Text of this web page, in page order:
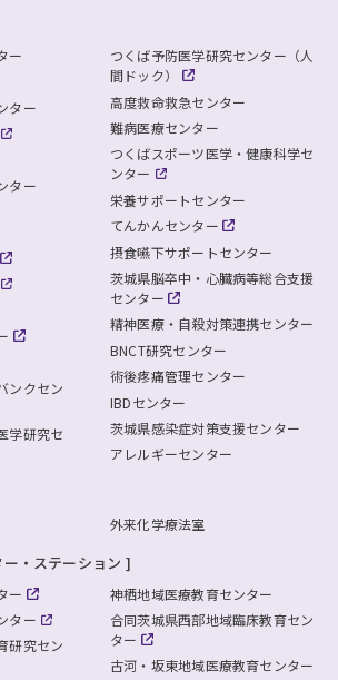
ー
ター
ター
ンクセン
学研究セ
つくば予防医学研究センター（人
間ドック）
高度救命救急センター
難病医療センター
つくばスポーツ医学・健康科学セ
ンター
栄養サポートセンター
てんかんセンター
摂食嚥下サポートセンター
茨城県脳卒中・心臓病等総合支援
センター
精神医療・自殺対策連携センター
BNCT研究センター
術後疼痛管理センター
IBDセンター
茨城県感染症対策支援センター
アレルギーセンター
外来化学療法室
・ステーション
ー
ター
研究セン
神栖地域医療教育センター
合同茨城県西部地域臨床教育セン
ター
古河・坂東地域医療教育センター